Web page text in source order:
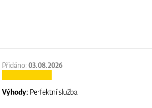
Přidáno:03.08.2026
Výhody: Perfektní služba